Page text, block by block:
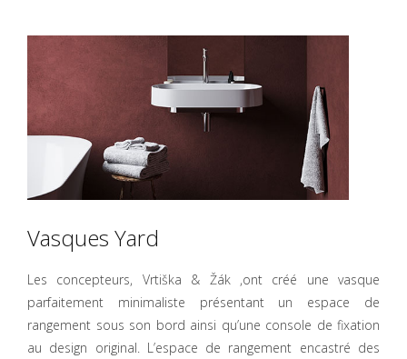
Vasques Yard
Les concepteurs, Vrtiška & Žák ,ont créé une vasque
parfaitement minimaliste présentant un espace de
rangement sous son bord ainsi qu’une console de fixation
au design original. L’espace de rangement encastré des